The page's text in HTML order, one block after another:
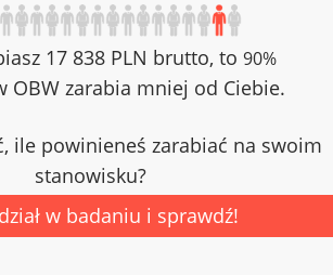
17 838 PLN brutto, to 90%
OBW zarabia mniej od Ciebie.
ile powinieneś zarabiać na swoim
stanowisku?
w badaniu i sprawdź!